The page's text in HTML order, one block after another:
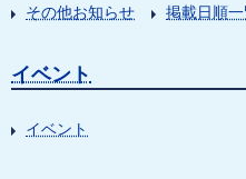
その他お知らせ
掲載日順
イベント
イベント